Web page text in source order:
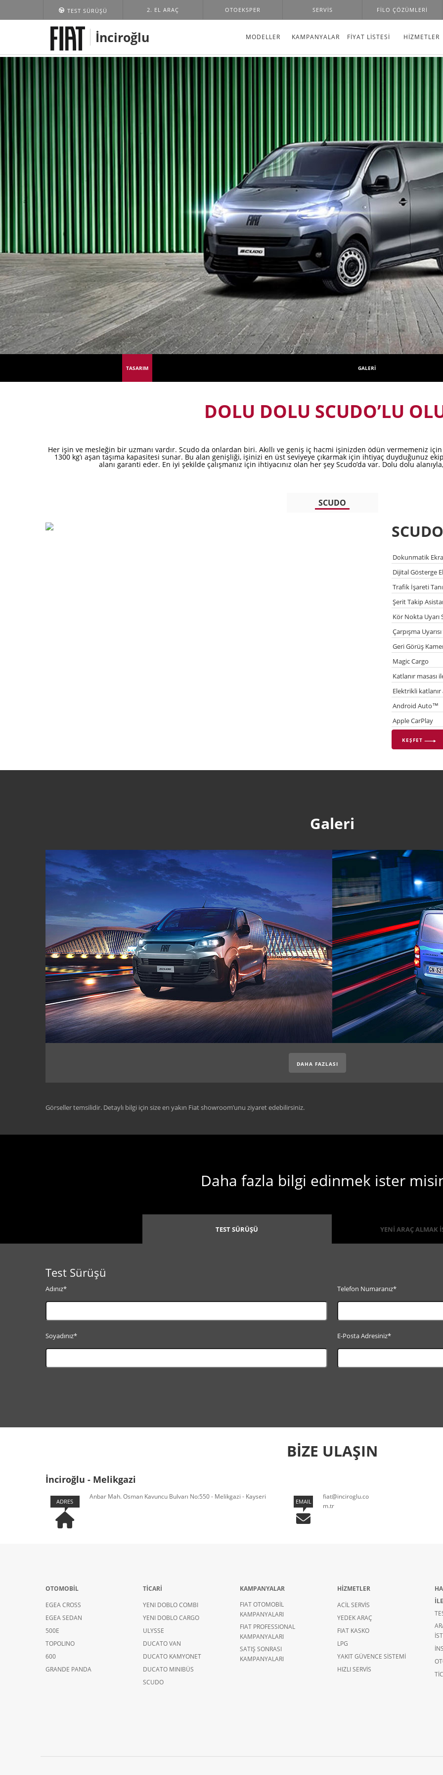
TEST SÜRÜŞÜ 2. EL ARAÇ OTOEKSPER SERVIS FILO ÇÖZÜMLERI
İnciroğlu MODELLER KAMPANYALAR FİYAT LİSTESİ HIZMETLER
TASARIM GALERİ
DOLU DOLU SCUDO’LU
Her işin ve mesleğin bir uzmanı vardır. Scudo da onlardan biri. Akıllı ve geniş iç hacmi işinizden ödün vermemeniz
1300 kg’ı aşan taşıma kapasitesi sunar. Bu alan genişliği, işinizi en üst seviyeye çıkarmak için ihtiyaç duyduğunuz
alanı garanti eder. En iyi şekilde çalışmanız için ihtiyacınız olan her şey Scudo’da var. Dolu dolu
SCUDO
SCUDO
Dokunmatik
Dijital Gösterge
Trafik İşareti
Şerit Takip
Kör Nokta Uyarı
Çarpışma
Geri Görüş
Magic Cargo
Katlanır masası
Elektrikli
Android Auto™
Apple CarPlay
KEŞFET
Galeri
DAHA FAZLASI
Görseller temsilidir. Detaylı bilgi için size en yakın Fiat showroom’unu ziyaret edebilirsiniz.
Daha fazla bilgi edinmek ister
TEST SÜRÜŞÜ YENİ ARAÇ ALMAK
Test Sürüşü
Adınız*
Soyadınız*
Telefon Numaranız*
E-Posta Adresiniz*
BİZE ULAŞIN
İnciroğlu - Melikgazi
ADRES
Anbar Mah. Osman Kavuncu Bulvarı No:550 - Melikgazi - Kayseri
EMAIL
fiat@inciroglu.co
m.tr
OTOMOBİL
EGEA CROSS
EGEA SEDAN
500E
TOPOLINO
600
GRANDE PANDA
TİCARİ
YENI DOBLO COMBI
YENI DOBLO CARGO
ULYSSE
DUCATO VAN
DUCATO KAMYONET
DUCATO MINIBÜS
SCUDO
KAMPANYALAR
FIAT OTOMOBİL
KAMPANYALARI
FIAT PROFESSIONAL
KAMPANYALARI
SATIŞ SONRASI
KAMPANYALARI
HİZMETLER
ACİL SERVİS
YEDEK ARAÇ
FIAT KASKO
LPG
YAKIT GÜVENCE SİSTEMİ
HIZLI SERVİS